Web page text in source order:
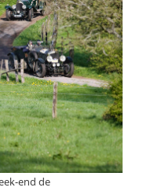
end de